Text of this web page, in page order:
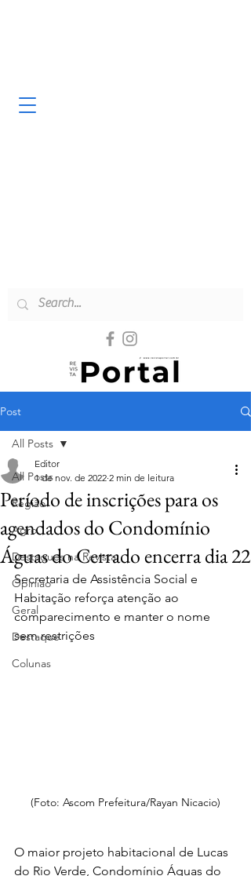
Post
All Posts
Região
Agro
Destaques na Revista
Opinião
Geral
Destaque
Colunas
All Posts
Período de inscrições para os
agendados do Condomínio
Águas do Cerrado encerra dia 22
Editor
1 de nov. de 2022 2 min de leitura
Secretaria de Assistência Social e
Habitação reforça atenção ao
comparecimento e manter o nome
sem restrições
(Foto: Ascom Prefeitura/Rayan Nicacio)
O maior projeto habitacional de Lucas
do Rio Verde, Condomínio Águas do